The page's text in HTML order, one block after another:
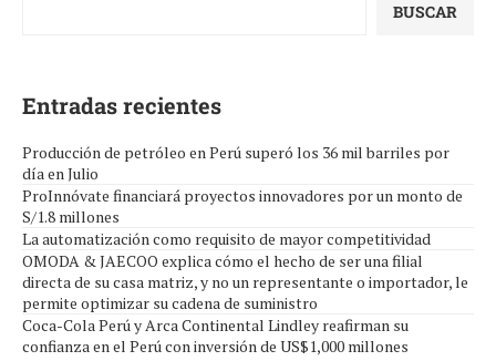
BUSCAR
Entradas recientes
Producción de petróleo en Perú superó los 36 mil barriles por
día en Julio
ProInnóvate financiará proyectos innovadores por un monto de
S/1.8 millones
La automatización como requisito de mayor competitividad
OMODA & JAECOO explica cómo el hecho de ser una filial
directa de su casa matriz, y no un representante o importador, le
permite optimizar su cadena de suministro
Coca-Cola Perú y Arca Continental Lindley reafirman su
confianza en el Perú con inversión de US$1,000 millones